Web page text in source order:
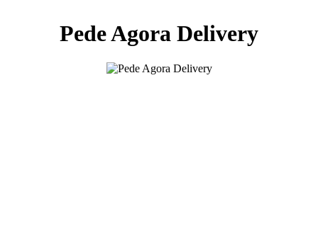
Pede Agora Delivery